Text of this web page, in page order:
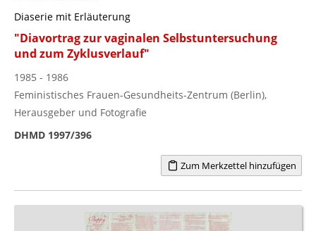
Diaserie mit Erläuterung
"Diavortrag zur vaginalen Selbstuntersuchung
und zum Zyklusverlauf"
1985 - 1986
Feministisches Frauen-Gesundheits-Zentrum (Berlin),
Herausgeber und Fotografie
DHMD 1997/396
Zum Merkzettel hinzufügen